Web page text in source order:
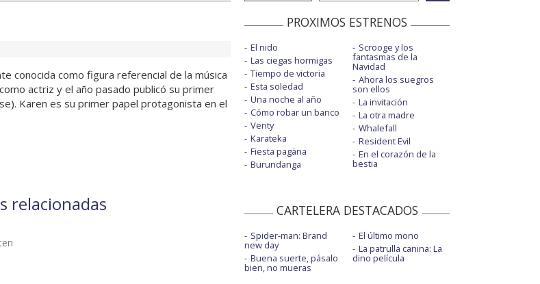
conocida como figura referencial de la música
actriz y el año pasado publicó su primer
Karen es su primer papel protagonista en el
relacionadas
PROXIMOS ESTRENOS
El nido
Las ciegas hormigas
Tiempo de victoria
Esta soledad
Una noche al año
Cómo robar un banco
Verity
Karateka
Fiesta pagäna
Burundanga
Scrooge y los
fantasmas de la
Navidad
Ahora los suegros
son ellos
La invitación
La otra madre
Whalefall
Resident Evil
En el corazón de la
bestia
CARTELERA DESTACADOS
Spider-man: Brand
new day
Buena suerte, pásalo
bien, no mueras
El último mono
La patrulla canina: La
dino película